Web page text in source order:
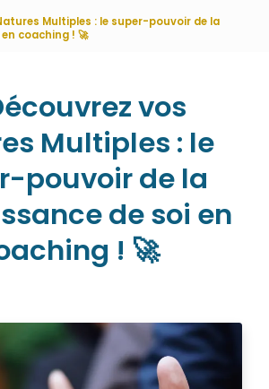
Multiples : le super-pouvoir de la
coaching ! 🚀
vos
Multiples : le
pouvoir de la
de soi en
! 🚀